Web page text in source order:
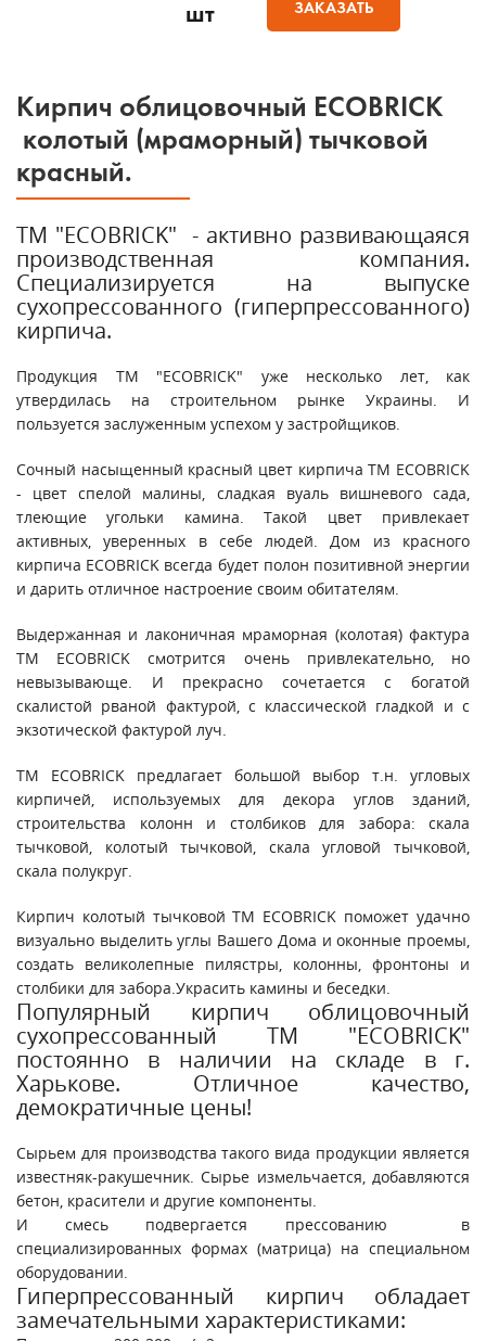
шт
ЗАКАЗАТЬ
Кирпич облицовочный ECOBRICK
колотый (мраморный) тычковой
красный.
ТМ "ECOBRICK" - активно развивающаяся
производственная компания.
Специализируется на выпуске
сухопрессованного (гиперпрессованного)
кирпича.
Продукция ТМ "ECOBRICK" уже несколько лет, как
утвердилась на строительном рынке Украины. И
пользуется заслуженным успехом у застройщиков.
Сочный насыщенный красный цвет кирпича ТМ ECOBRICK
- цвет спелой малины, сладкая вуаль вишневого сада,
тлеющие угольки камина. Такой цвет привлекает
активных, уверенных в себе людей. Дом из красного
кирпича ECOBRICK всегда будет полон позитивной энергии
и дарить отличное настроение своим обитателям.
Выдержанная и лаконичная мраморная (колотая) фактура
ТМ ECOBRICK смотрится очень привлекательно, но
невызывающе. И прекрасно сочетается с богатой
скалистой рваной фактурой, с классической гладкой и с
экзотической фактурой луч.
ТМ ECOBRICK предлагает большой выбор т.н. угловых
кирпичей, используемых для декора углов зданий,
строительства колонн и столбиков для забора: скала
тычковой, колотый тычковой, скала угловой тычковой,
скала полукруг.
Кирпич колотый тычковой ТМ ECOBRICK поможет удачно
визуально выделить углы Вашего Дома и оконные проемы,
создать великолепные пилястры, колонны, фронтоны и
столбики для забора.Украсить камины и беседки.
Популярный кирпич облицовочный
сухопрессованный ТМ "ECOBRICK"
постоянно в наличии на складе в г.
Харькове. Отличное качество,
демократичные цены!
Сырьем для производства такого вида продукции является
известняк-ракушечник. Сырье измельчается, добавляются
бетон, красители и другие компоненты.
И смесь подвергается прессованию в
специализированных формах (матрица) на специальном
оборудовании.
Гиперпрессованный кирпич обладает
замечательными характеристиками: